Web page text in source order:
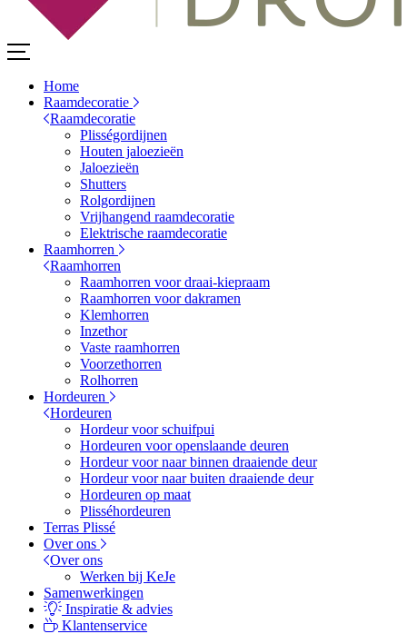
Home
Raamdecoratie
Raamdecoratie
Plisségordijnen
Houten jaloezieën
Jaloezieën
Shutters
Rolgordijnen
Vrijhangend raamdecoratie
Elektrische raamdecoratie
Raamhorren
Raamhorren
Raamhorren voor draai-kiepraam
Raamhorren voor dakramen
Klemhorren
Inzethor
Vaste raamhorren
Voorzethorren
Rolhorren
Hordeuren
Hordeuren
Hordeur voor schuifpui
Hordeuren voor openslaande deuren
Hordeur voor naar binnen draaiende deur
Hordeur voor naar buiten draaiende deur
Hordeuren op maat
Plisséhordeuren
Terras Plissé
Over ons
Over ons
Werken bij KeJe
Samenwerkingen
Inspiratie & advies
Klantenservice